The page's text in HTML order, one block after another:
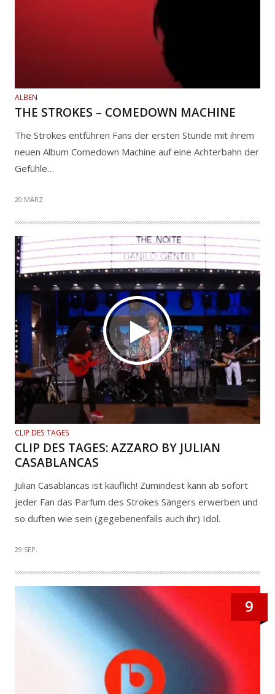
ALBEN
THE STROKES – COMEDOWN MACHINE
The Strokes entführen Fans der ersten Stunde mit ihrem
neuen Album Comedown Machine auf eine Achterbahn der
Gefühle…
20 MÄRZ
CLIP DES TAGES
CLIP DES TAGES: AZZARO BY JULIAN
CASABLANCAS
Julian Casablancas ist käuflich! Zumindest kann ab sofort
jeder Fan das Parfum des Strokes Sängers erwerben und
so duften wie sein (gegebenenfalls auch ihr) Idol.
29 SEP.
9